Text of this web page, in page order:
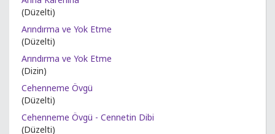
(Düzelti)
Arındırma ve Yok Etme
(Düzelti)
Arındırma ve Yok Etme
(Dizin)
Cehenneme Övgü
(Düzelti)
Cehenneme Övgü - Cennetin Dibi
(Düzelti)